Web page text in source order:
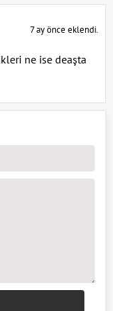
7 ay önce eklendi.
ne ise deaşta